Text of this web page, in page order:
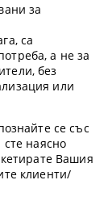
за
са
а не за
без
или
се със
наясно
Вашия
клиенти/